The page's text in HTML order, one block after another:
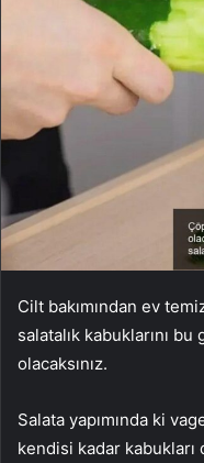
Cilt bakımından ev
salatalık kabuklarını bu
olacaksınız.
Salata yapımında ki
kendisi kadar